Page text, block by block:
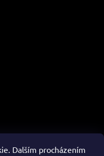
Dalším procházením